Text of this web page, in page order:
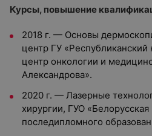
Курсы, повышение
2018 г. — Основы
центр ГУ
центр онкологии и
Александрова».
2020 г. — Лазерные
хирургии, ГУО
последипломного